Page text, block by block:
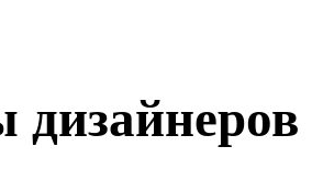
дизайнеров